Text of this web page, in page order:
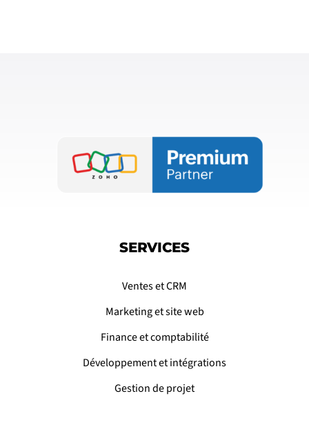
SERVICES
Ventes et CRM
Marketing et site web
Finance et comptabilité
Développement et intégrations
Gestion de projet